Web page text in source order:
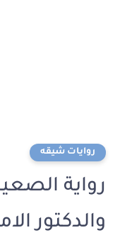
روايات شيقه
رواية